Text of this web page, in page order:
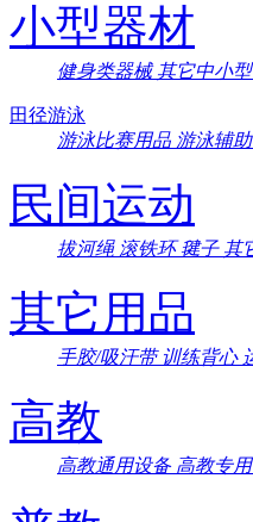
小型器材
健身类器械其它中小
田径游泳
游泳比赛用品 游泳辅
民间运动
拔河绳 滚铁环毽子 其
其它用品
手胶/吸汗带 训练背心
高教
高教通用设备 高教专